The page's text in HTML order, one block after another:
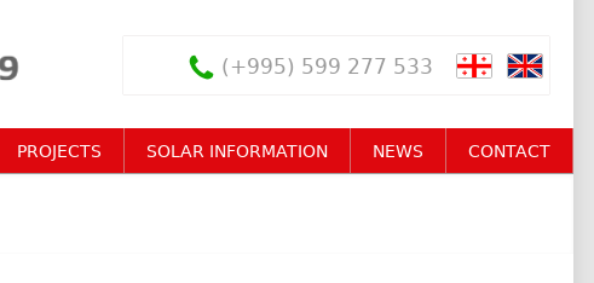
(+995) 599 277 533
PROJECTS SOLAR INFORMATION NEWS CONTACT